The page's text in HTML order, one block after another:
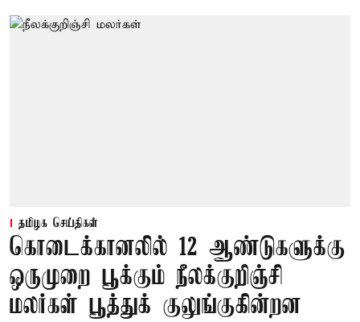
தமிழக செய்திகள்
கொடைக்கானலில் 12 ஆண்டுகளுக்கு
ஒருமுறை பூக்கும் நீலக்குறிஞ்சி
மலர்கள் பூத்துக் குலுங்குகின்றன